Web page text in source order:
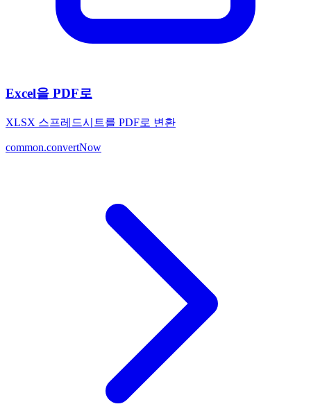
Excel을 PDF로
XLSX 스프레드시트를 PDF로 변환
common.convertNow